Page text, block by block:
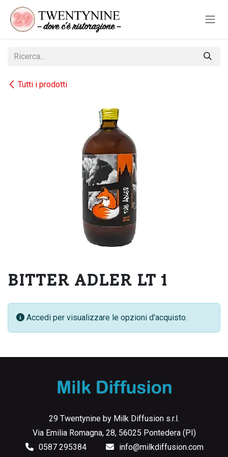
Passa al contenuto
Tutti i prodotti
BITTER ADLER LT 1
Accedi per visualizzare le opzioni d'acquisto.
29 Twentynine by Milk Diffusion s.r.l.
Via Emilia Romagna, 28, 56025 Pontedera (PI)
0587 295384
info@milkdiffusion.com